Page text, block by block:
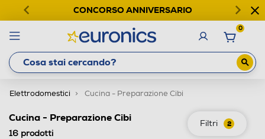
CONCORSO ANNIVERSARIO
0
Elettrodomestici Cucina - Preparazione Cibi
Filtri 2
Cucina - Preparazione Cibi
16 prodotti